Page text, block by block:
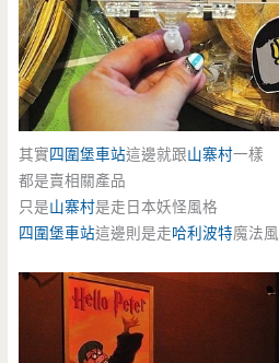
其實四圍堡車站這邊就跟山寨村一樣
都是賣相關產品
只是山寨村是走日本妖怪風格
四圍堡車站這邊則是走哈利波特魔法風